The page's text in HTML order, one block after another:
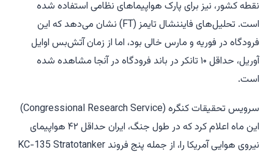
نقطه کشور، نیز برای پارک هواپیماهای نظامی استفاده شده
است. تحلیل‌های فایننشال تایمز (FT) نشان می‌دهد که این
فرودگاه در فوریه و مارس خالی بود، اما از زمان آتش‌بس اوایل
آوریل، حداقل ۱۰ تانکر در باند فرودگاه در آنجا مشاهده شده
است.
سرویس تحقیقات کنگره (Congressional Research Service)
این ماه اعلام کرد که در طول جنگ، ایران حداقل ۴۲ هواپیمای
نیروی هوایی آمریکا را، از جمله پنج فروند KC-135 Stratotanker